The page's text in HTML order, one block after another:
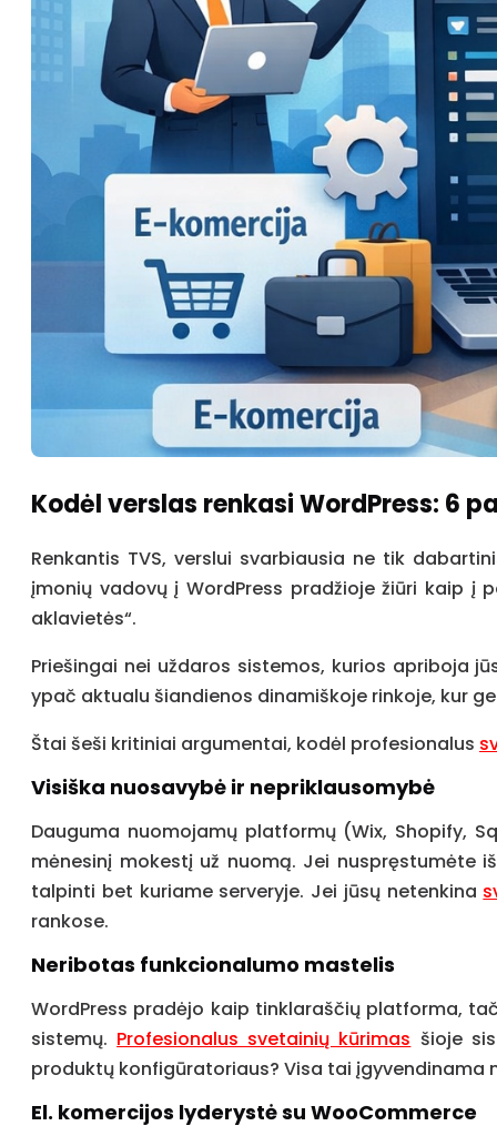
Kodėl verslas renkasi WordPress: 6
Renkantis TVS, verslui svarbiausia ne tik
įmonių vadovų į WordPress pradžioje žiūri kaip
aklavietės“.
Priešingai nei uždaros sistemos, kurios apriboja
ypač aktualu šiandienos dinamiškoje rinkoje, kur
Štai šeši kritiniai argumentai, kodėl profesionalus
Visiška nuosavybė ir nepriklausomybė
Dauguma nuomojamų platformų (Wix, Shopify,
mėnesinį mokestį už nuomą. Jei nuspręstumėte
talpinti bet kuriame serveryje. Jei jūsų netenkina
rankose.
Neribotas funkcionalumo mastelis
WordPress pradėjo kaip tinklaraščių platforma,
sistemų. Profesionalus svetainių kūrimas šioje
produktų konfigūratoriaus? Visa tai
El. komercijos lyderystė su WooCommerce